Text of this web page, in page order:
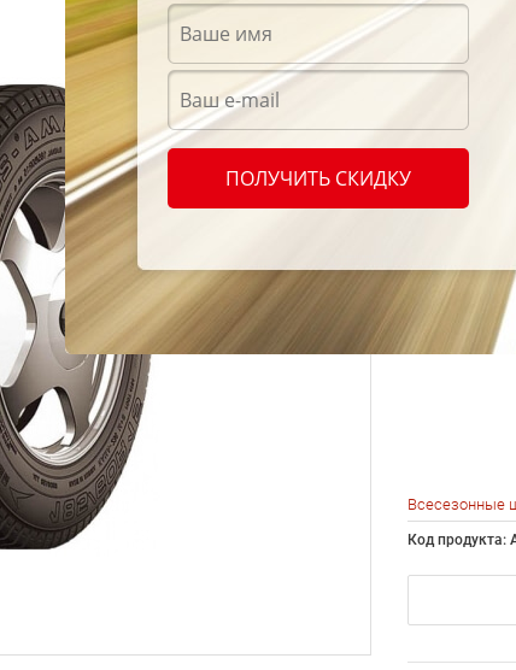
Всесезонные
Код продукта:
ПОЛУЧИТЬ СКИДКУ